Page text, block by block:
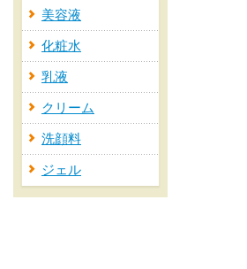
美容液
化粧水
乳液
クリーム
洗顔料
ジェル